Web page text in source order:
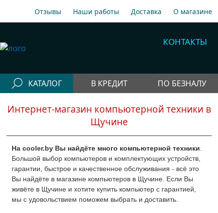
Отзывы Наши работы Доставка О магазине
КОНТАКТЫ
A1 +375 29 198-70-77
Гор +375 17 256-18-09
Telegram
КАТАЛОГ В КРЕДИТ ПО БЕЗНАЛУ
Конфигураторы
блоки
Рабочие станции
Моноблоки
Периферия
Собрать компьютер онлайн
Интернет-магазин компьютерной техники в
Щучине
На cooler.by Вы найдёте много компьютерной техники
Большой выбор компьютеров и комплектующих устройств,
гарантии, быстрое и качественное обслуживания - всё это
Вы найдёте в магазине компьютеров в Щучине. Если Вы
живёте в Щучине и хотите купить компьютер с гарантией,
мы с удовольствием поможем выбрать и доставить.